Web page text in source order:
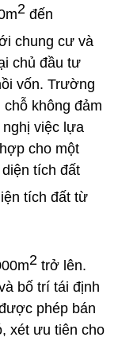
2 đến
chung cư và
chủ đầu tư
vốn. Trường
không đảm
việc lựa
cho một
tích đất
tích đất từ
2 trở lên.
bố trí tái định
phép bán
xét ưu tiên cho